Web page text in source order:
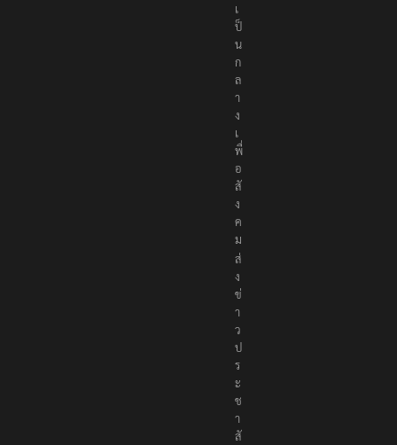
เ
ป็
น
ก
ล
า
ง
เ
พื่
อ
สั
ง
ค
ม
ส่
ง
ข่
า
ว
ป
ร
ะ
ช
า
สั